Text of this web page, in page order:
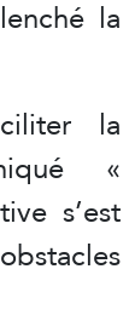
la
la
«
s’est